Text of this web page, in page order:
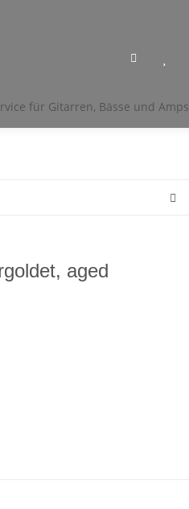
für Gitarren, Bässe und Amps
aged